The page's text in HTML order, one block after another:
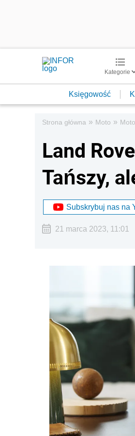
Kategorie
Księgowość
Strona główna » Moto »
Land
Tańszy,
Subskrybuj nas na
21 marca 2023, 11:01